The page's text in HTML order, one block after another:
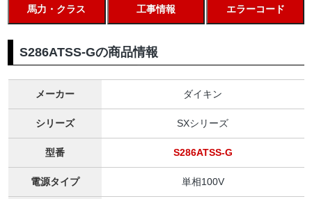
馬力・クラス 工事情報 エラーコード
S286ATSS-Gの商品情報
メーカー ダイキン
シリーズ SXシリーズ
型番 S286ATSS-G
電源タイプ 単相100V